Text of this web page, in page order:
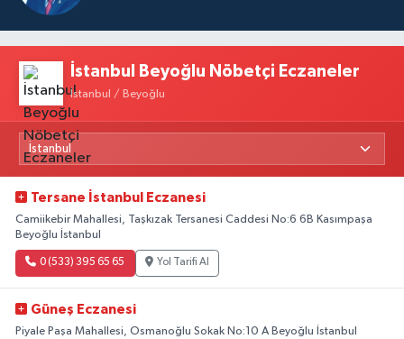
İstanbul Beyoğlu Nöbetçi Eczaneler
İstanbul / Beyoğlu
Tersane İstanbul Eczanesi
Camiikebir Mahallesi, Taşkızak Tersanesi Caddesi No:6 6B Kasımpaşa
Beyoğlu İstanbul
0 (533) 395 65 65 Yol Tarifi Al
Güneş Eczanesi
Piyale Paşa Mahallesi, Osmanoğlu Sokak No:10 A Beyoğlu İstanbul